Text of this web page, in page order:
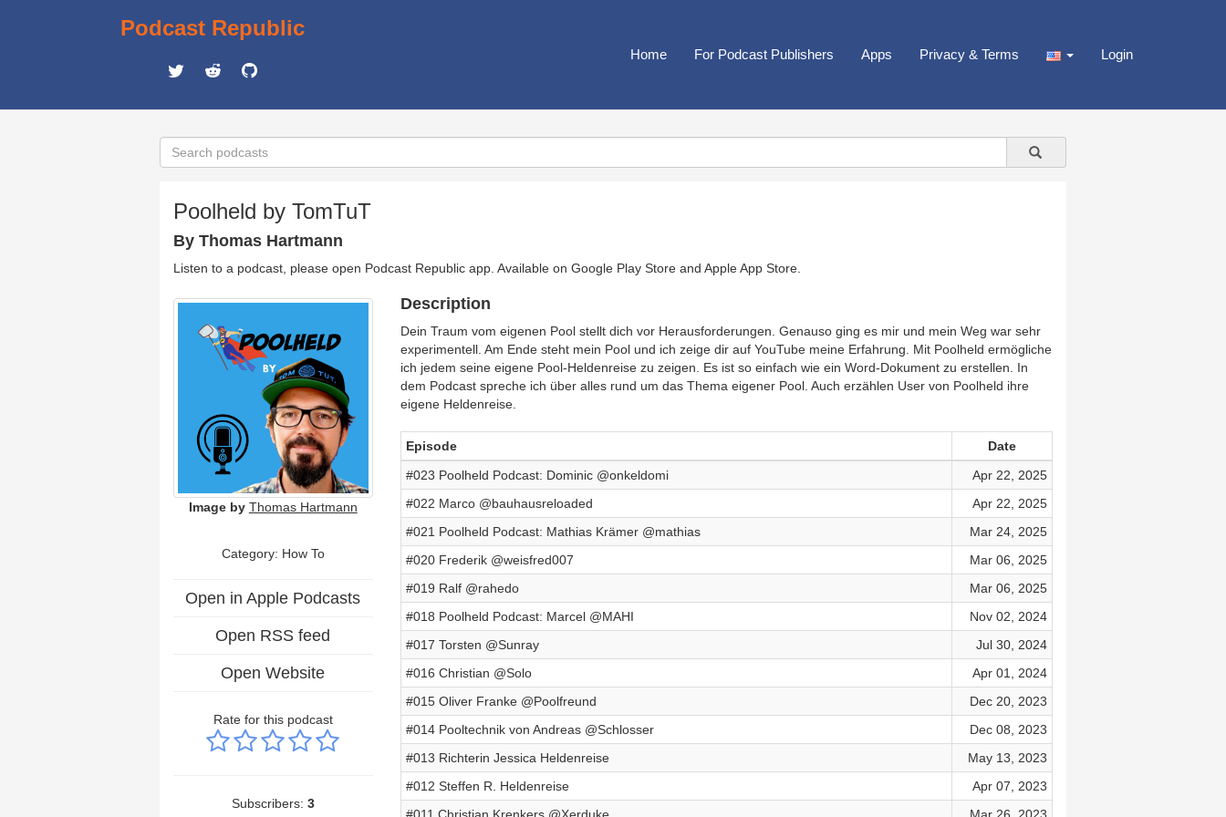
Podcast Republic
Home For Podcast Publishers Apps Privacy & Terms Login
Poolheld by TomTuT
By Thomas Hartmann
Listen to a podcast, please open Podcast Republic app. Available on Google Play Store and Apple App Store
Image by Thomas Hartmann
Category: How To
Open in Apple Podcasts
Open RSS feed
Open Website
Rate for this podcast
Subscribers: 3
Description
Dein Traum vom eigenen Pool stellt dich vor Herausforderungen. Genauso ging es mir und mein Weg war sehr
experimentell. Am Ende steht mein Pool und ich zeige dir auf YouTube meine Erfahrung. Mit Poolheld ermögliche
ich jedem seine eigene Pool-Heldenreise zu zeigen. Es ist so einfach wie ein Word-Dokument zu erstellen. In
dem Podcast spreche ich über alles rund um das Thema eigener Pool. Auch erzählen User von Poolheld ihre
eigene Heldenreise.
Episode
Date
#023 Poolheld Podcast: Dominic @onkeldomi
Apr 22, 2025
#022 Marco @bauhausreloaded
Apr 22, 2025
#021 Poolheld Podcast: Mathias Krämer @mathias
Mar 24, 2025
#020 Frederik @weisfred007
Mar 06, 2025
#019 Ralf @rahedo
Mar 06, 2025
#018 Poolheld Podcast: Marcel @MAHI
Nov 02, 2024
#017 Torsten @Sunray
Jul 30, 2024
#016 Christian @Solo
Apr 01, 2024
#015 Oliver Franke @Poolfreund
Dec 20, 2023
#014 Pooltechnik von Andreas @Schlosser
Dec 08, 2023
#013 Richterin Jessica Heldenreise
May 13, 2023
#012 Steffen R. Heldenreise
Apr 07, 2023